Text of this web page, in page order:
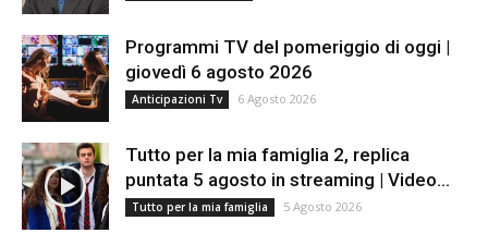
Programmi TV del pomeriggio di oggi |
giovedì 6 agosto 2026
Anticipazioni Tv 6 Agosto 2026
Tutto per la mia famiglia 2, replica
puntata 5 agosto in streaming | Video...
Tutto per la mia famiglia 5 Agosto 2026